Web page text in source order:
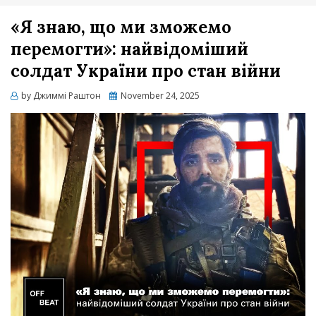
«Я знаю, що ми зможемо
перемогти»: найвідоміший
солдат України про стан війни
by Джиммі Раштон
Posted
November 24, 2025